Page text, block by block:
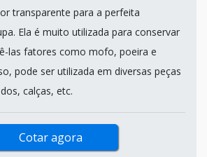
transparente para a perfeita
Ela é muito utilizada para conservar
las fatores como mofo, poeira e
pode ser utilizada em diversas peças
calças, etc.
Cotar agora